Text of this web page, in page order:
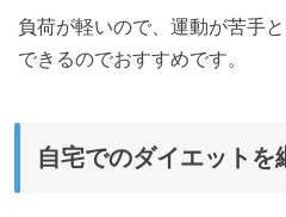
負荷が軽いので、運動が苦手
できるのでおすすめです。
自宅でのダイエットを